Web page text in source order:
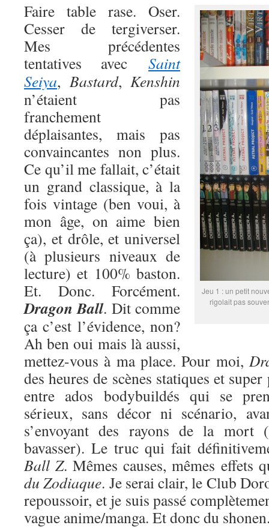
Jeu 1 : un petit
rigolait pas
Faire table rase. Oser.
Cesser de tergiverser.
Mes précédentes
tentatives avec Saint
Seiya, Bastard, Kenshin
n’étaient pas
franchement
déplaisantes, mais pas
convaincantes non plus.
Ce qu’il me fallait, c’était
un grand classique, à la
fois vintage (ben voui, à
mon âge, on aime bien
ça), et drôle, et universel
(à plusieurs niveaux de
lecture) et 100% baston.
Et. Donc. Forcément.
Dragon Ball. Dit comme
ça c’est l’évidence, non?
Ah ben oui mais là aussi,
mettez-vous à ma place. Pour moi,
des heures de scènes statiques et
entre ados bodybuildés qui se
sérieux, sans décor ni scénario,
s’envoyant des rayons de la mort
bavasser). Le truc qui fait
Ball Z. Mêmes causes, mêmes effets
du Zodiaque. Je serai clair, le Club
repoussoir, et je suis passé
vague anime/manga. Et donc du